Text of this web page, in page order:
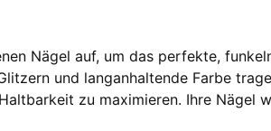
Nägel auf, um das perfekte,
und langanhaltende Farbe
zu maximieren. Ihre Nägel